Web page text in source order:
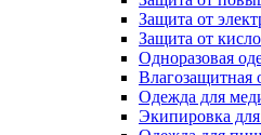
Защита от
Защита от
Одноразовая
Влагозащитная
Одежда для
Экипировка